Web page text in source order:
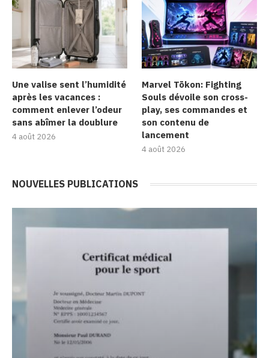
Une valise sent l’humidité
après les vacances :
comment enlever l’odeur
sans abîmer la doublure
4 août 2026
Marvel Tōkon: Fighting
Souls dévoile son cross-
play, ses commandes et
son contenu de
lancement
4 août 2026
NOUVELLES PUBLICATIONS